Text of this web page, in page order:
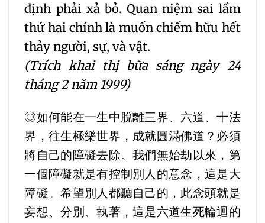
định phải xả bỏ. Quan niệm sai lầm
thứ hai chính là muốn chiếm hữu hết
thảy người, sự, và vật.
(Trích khai thị bữa sáng ngày 24
tháng 2 năm 1999)
◎如何能在一生中脫離三界、六道、十法
界，往生極樂世界，成就圓滿佛道？必須
將自己的障礙去除。我們無始劫以來，第
一個障礙就是有控制別人的意念，這是大
障礙。希望別人都聽自己的，此念頭就是
妄想、分別、執著，這是六道生死輪迴的